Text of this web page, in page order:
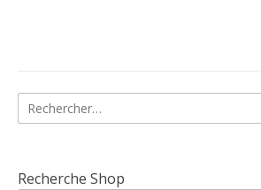
Rechercher :
Recherche Shop